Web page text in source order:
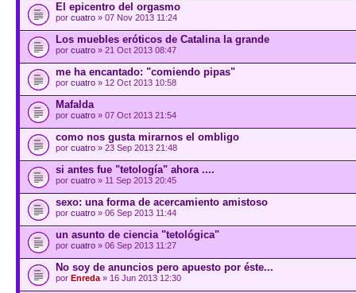
El epicentro del orgasmo
por cuatro » 07 Nov 2013 11:24
Los muebles eróticos de Catalina la grande
por cuatro » 21 Oct 2013 08:47
me ha encantado: "comiendo pipas"
por cuatro » 12 Oct 2013 10:58
Mafalda
por cuatro » 07 Oct 2013 21:54
como nos gusta mirarnos el ombligo
por cuatro » 23 Sep 2013 21:48
si antes fue "tetología" ahora ....
por cuatro » 11 Sep 2013 20:45
sexo: una forma de acercamiento amistoso
por cuatro » 06 Sep 2013 11:44
un asunto de ciencia "tetológica"
por cuatro » 06 Sep 2013 11:27
No soy de anuncios pero apuesto por éste...
por Enreda » 16 Jun 2013 12:30